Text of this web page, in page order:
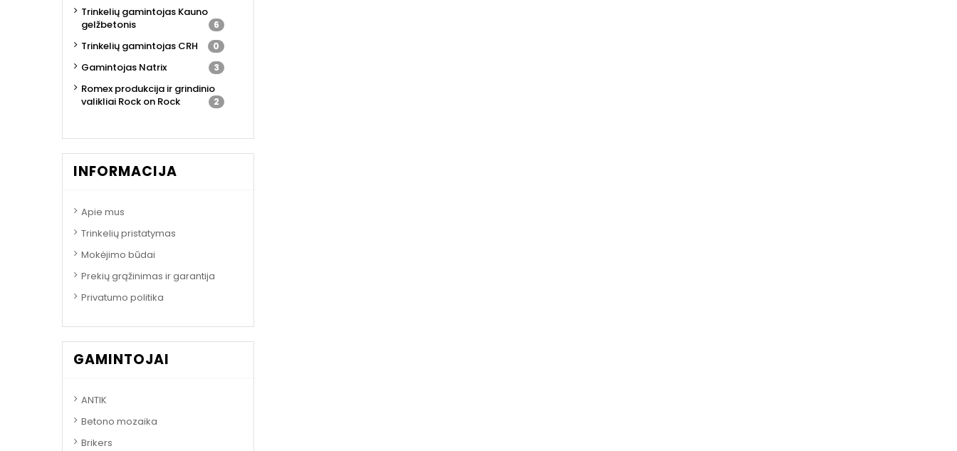
Trinkelių gamintojas Kauno
gelžbetonis
6
Trinkelių gamintojas CRH 0
Gamintojas Natrix 3
Romex produkcija ir grindinio
valikliai Rock on Rock
2
INFORMACIJA
Apie mus
Trinkelių pristatymas
Mokėjimo būdai
Prekių grąžinimas ir garantija
Privatumo politika
GAMINTOJAI
ANTIK
Betono mozaika
Brikers